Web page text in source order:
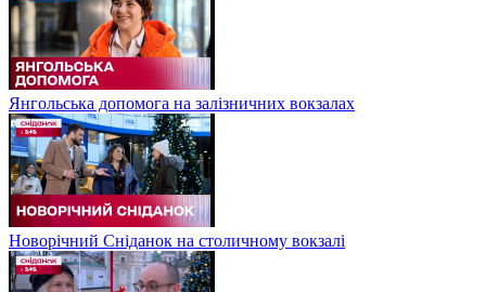
Янгольська допомога на залізничних вокзалах
Новорічний Сніданок на столичному вокзалі